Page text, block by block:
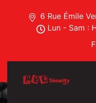
6 Rue Émile
Lun - Sam :